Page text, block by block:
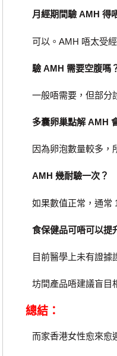
月經期間驗 AMH 得
可以。AMH 唔太受經
驗 AMH 需要空腹嗎
一般唔需要，但部分
多囊卵巢點解 AMH
因為卵泡數量較多，
AMH 幾耐驗一次？
如果數值正常，通常
食保健品可唔可以提
目前醫學上未有證據
坊間產品唔建議盲目
總結：
而家香港女性愈來愈遲